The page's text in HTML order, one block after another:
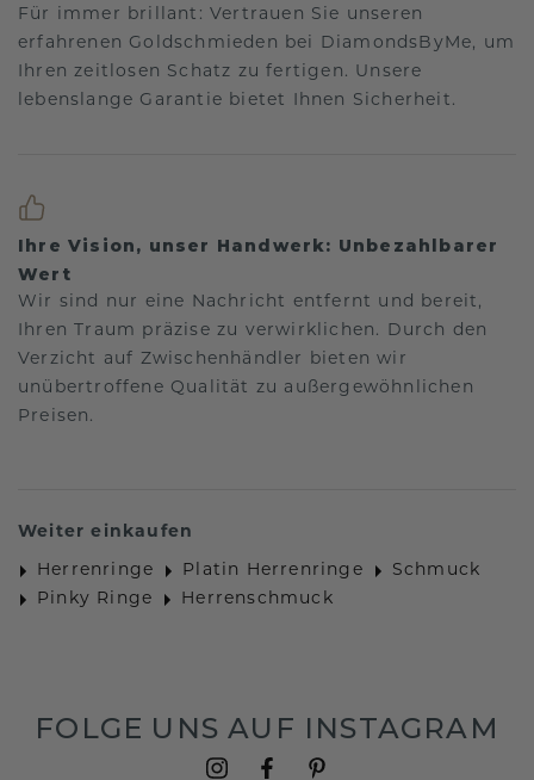
Für immer brillant: Vertrauen Sie unseren
erfahrenen Goldschmieden bei DiamondsByMe, um
Ihren zeitlosen Schatz zu fertigen. Unsere
lebenslange Garantie bietet Ihnen Sicherheit.
Ihre Vision, unser Handwerk: Unbezahlbarer
Wert
Wir sind nur eine Nachricht entfernt und bereit,
Ihren Traum präzise zu verwirklichen. Durch den
Verzicht auf Zwischenhändler bieten wir
unübertroffene Qualität zu außergewöhnlichen
Preisen.
Weiter einkaufen
Herrenringe Platin Herrenringe
Schmuck
Pinky Ringe
Herrenschmuck
FOLGE UNS AUF INSTAGRAM